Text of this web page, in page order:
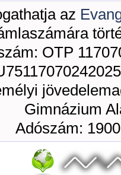
az
OTP
Gimnázium
Adószám: